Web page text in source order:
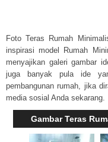
Foto Teras Rumah
inspirasi model Rumah
menyajikan galeri gambar
juga banyak pula ide
pembangunan rumah, jika
media sosial Anda sekarang.
Gambar Teras